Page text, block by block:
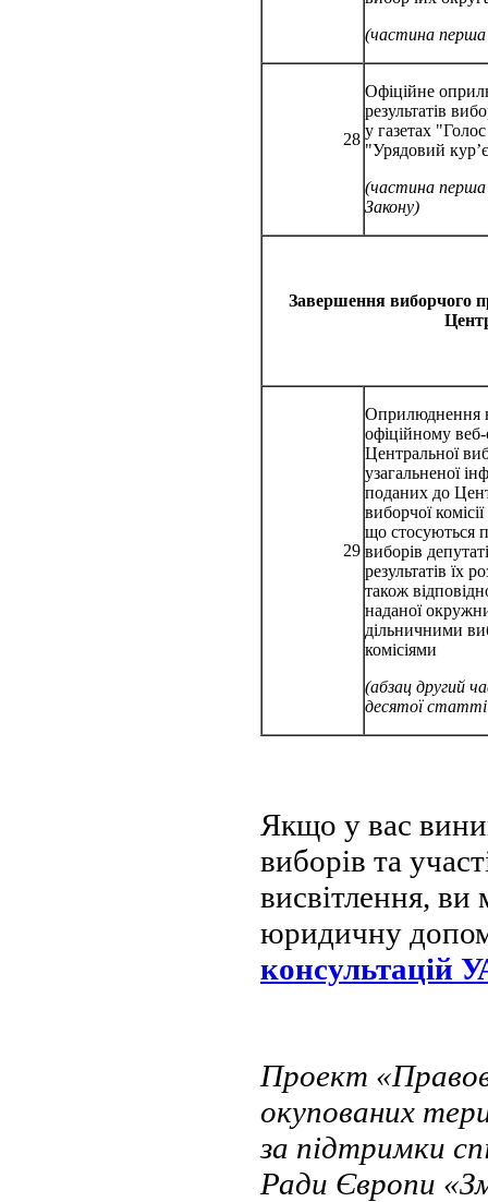
(частина
28
Офіційне
результатів
у газетах
"Урядовий
(частина
Закону)
Завершення виборчого
29
Оприлюднення
офіційному веб-
Центральної
узагальненої
поданих до
виборчої
що стосуються
виборів
результатів їх
також
наданої
дільничними
комісіями
(абзац другий
десятої статті
Якщо у вас
виборів та
висвітлення,
юридичну
консультацій
Проект
окупованих
за підтримки
Ради Європи